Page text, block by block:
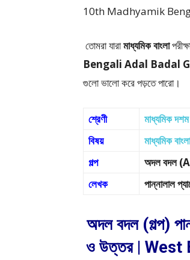
10th Madhyamik Bengali
তোমরা যারামাধ্যমিক বাংলা
Bengali Adal Badal
গুলো ভালো করে পড়তে পারো।
শ্রেণী
মাধ্যমিক
বিষয়
মাধ্যমিক
গল্প
অদল বদল
লেখক
পান্নালাল
অদল বদল (গল্প)
ও উত্তর | West